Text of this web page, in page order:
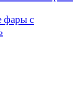
фары с